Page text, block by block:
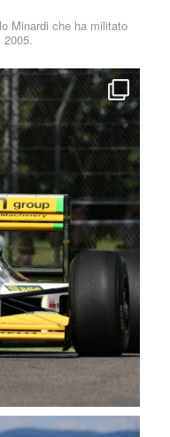
Minardi che ha militato
2005.